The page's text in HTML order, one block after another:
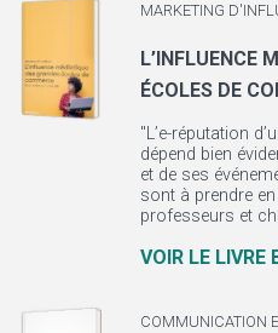
MARKETING
L’INFLUENCE
ÉCOLES DE
"L’e-réputation
dépend bien
et de ses
sont à prendre
professeurs et
VOIR LE LIVRE
COMMUNICATION